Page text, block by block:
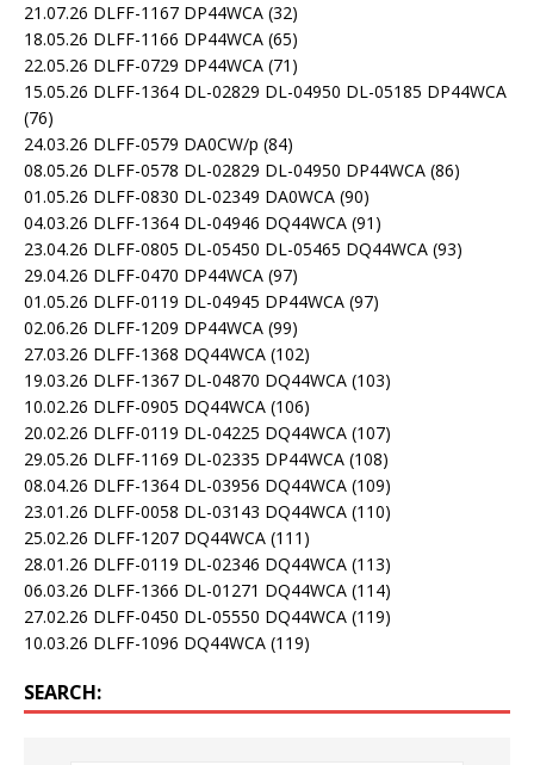
21.07.26 DLFF-1167 DP44WCA (32)
18.05.26 DLFF-1166 DP44WCA (65)
22.05.26 DLFF-0729 DP44WCA (71)
15.05.26 DLFF-1364 DL-02829 DL-04950 DL-05185 DP44WCA
(76)
24.03.26 DLFF-0579 DA0CW/p (84)
08.05.26 DLFF-0578 DL-02829 DL-04950 DP44WCA (86)
01.05.26 DLFF-0830 DL-02349 DA0WCA (90)
04.03.26 DLFF-1364 DL-04946 DQ44WCA (91)
23.04.26 DLFF-0805 DL-05450 DL-05465 DQ44WCA (93)
29.04.26 DLFF-0470 DP44WCA (97)
01.05.26 DLFF-0119 DL-04945 DP44WCA (97)
02.06.26 DLFF-1209 DP44WCA (99)
27.03.26 DLFF-1368 DQ44WCA (102)
19.03.26 DLFF-1367 DL-04870 DQ44WCA (103)
10.02.26 DLFF-0905 DQ44WCA (106)
20.02.26 DLFF-0119 DL-04225 DQ44WCA (107)
29.05.26 DLFF-1169 DL-02335 DP44WCA (108)
08.04.26 DLFF-1364 DL-03956 DQ44WCA (109)
23.01.26 DLFF-0058 DL-03143 DQ44WCA (110)
25.02.26 DLFF-1207 DQ44WCA (111)
28.01.26 DLFF-0119 DL-02346 DQ44WCA (113)
06.03.26 DLFF-1366 DL-01271 DQ44WCA (114)
27.02.26 DLFF-0450 DL-05550 DQ44WCA (119)
10.03.26 DLFF-1096 DQ44WCA (119)
SEARCH: